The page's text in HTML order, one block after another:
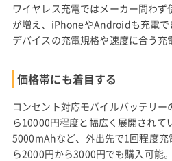
ワイヤレス充電ではメーカー問わ
が増え、iPhoneやAndroidも充電で
デバイスの充電規格や速度に合う充
価格帯にも着目する
コンセント対応モバイルバッテリ
ら10000円程度と幅広く展開されて
5000mAhなど、外出先で1回程度
ら2000円から3000円でも購入可能。